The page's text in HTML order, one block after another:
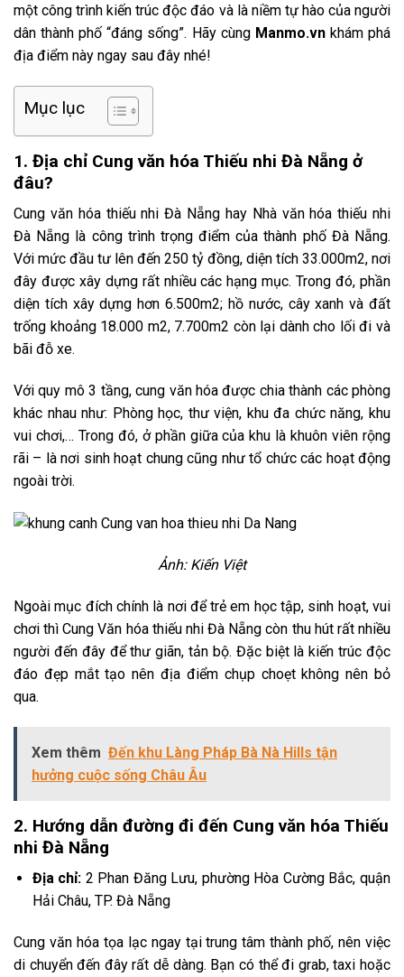
một công trình kiến trúc độc đáo và là niềm tự hào của người
dân thành phố “đáng sống”. Hãy cùng Manmo.vnkhám phá
địa điểm này ngay sau đây nhé!
Mục lục
1. Địa chỉ Cung văn hóa Thiếu nhi Đà Nẵng ở
đâu?
Cung văn hóa thiếu nhi Đà Nẵng hay Nhà văn hóa thiếu nhi
Đà Nẵng là công trình trọng điểm của thành phố Đà Nẵng.
Với mức đầu tư lên đến 250 tỷ đồng, diện tích 33.000m2, nơi
đây được xây dựng rất nhiều các hạng mục. Trong đó, phần
diện tích xây dựng hơn 6.500m2; hồ nước, cây xanh và đất
trống khoảng 18.000 m2, 7.700m2 còn lại dành cho lối đi và
bãi đỗ xe.
Với quy mô 3 tầng, cung văn hóa được chia thành các phòng
khác nhau như: Phòng học, thư viện, khu đa chức năng, khu
vui chơi,… Trong đó, ở phần giữa của khu là khuôn viên rộng
rãi – là nơi sinh hoạt chung cũng như tổ chức các hoạt động
ngoài trời.
Ảnh: Kiến Việt
Ngoài mục đích chính là nơi để trẻ em học tập, sinh hoạt, vui
chơi thì Cung Văn hóa thiếu nhi Đà Nẵng còn thu hút rất nhiều
người đến đây để thư giãn, tản bộ. Đặc biệt là kiến trúc độc
đáo đẹp mắt tạo nên địa điểm chụp choẹt không nên bỏ
qua.
Xem thêm Đến khu Làng Pháp Bà Nà Hills tận
hưởng cuộc sống Châu Âu
2. Hướng dẫn đường đi đến Cung văn hóa Thiếu
nhi Đà Nẵng
Địa chỉ: 2 Phan Đăng Lưu, phường Hòa Cường Bắc, quận
Hải Châu, TP. Đà Nẵng
Cung văn hóa tọa lạc ngay tại trung tâm thành phố, nên việc
di chuyển đến đây rất dễ dàng. Bạn có thể đi grab, taxi hoặc